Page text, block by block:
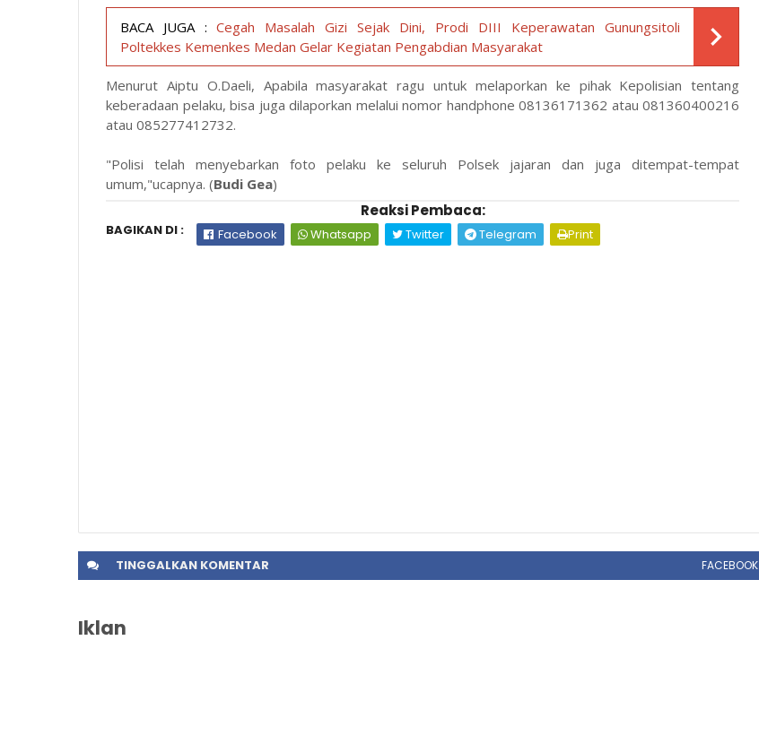
BACA JUGA : Cegah Masalah Gizi Sejak Dini, Prodi DIII Keperawatan Gunungsitoli
Poltekkes Kemenkes Medan Gelar Kegiatan Pengabdian Masyarakat
Menurut Aiptu O.Daeli, Apabila masyarakat ragu untuk melaporkan ke pihak Kepolisian tentang
keberadaan pelaku, bisa juga dilaporkan melalui nomor handphone 08136171362 atau 081360400216
atau 085277412732.
"Polisi telah menyebarkan foto pelaku ke seluruh Polsek jajaran dan juga ditempat-tempat
umum,"ucapnya. (Budi Gea)
Reaksi Pembaca:
BAGIKAN DI : Facebook Whatsapp Twitter Telegram Print
TINGGALKAN KOMENTAR FACEBOOK
Iklan